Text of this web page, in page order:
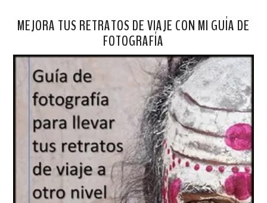
MEJORA TUS RETRATOS DE VIAJE CON MI GUÍA DE
FOTOGRAFÍA